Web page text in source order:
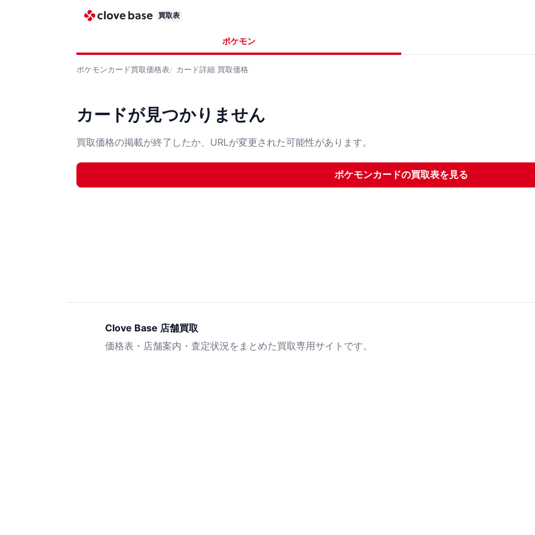
買取表
ポケモン
ポケモンカード買取価格表 カード詳細 買取価格
カードが見つかりません
買取価格の掲載が終了したか、URLが変更された可能性があります。
ポケモンカードの買取表を見る
Clove Base 店舗買取
価格表・店舗案内・査定状況をまとめた買取専用サイトです。